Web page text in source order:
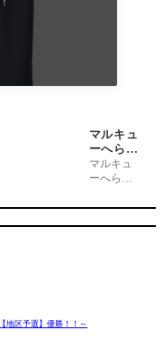
地区予選】優勝！！～
マルキュ
ーへらエ
サパワー
ブック入
た
マルキュ
ーへらエ
ブック春